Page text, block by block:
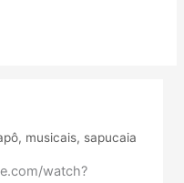
, musicais, sapucaia
watch?